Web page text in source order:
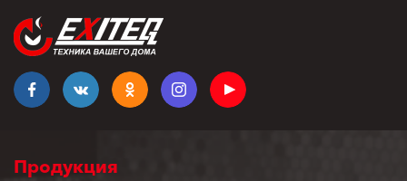
Продукция